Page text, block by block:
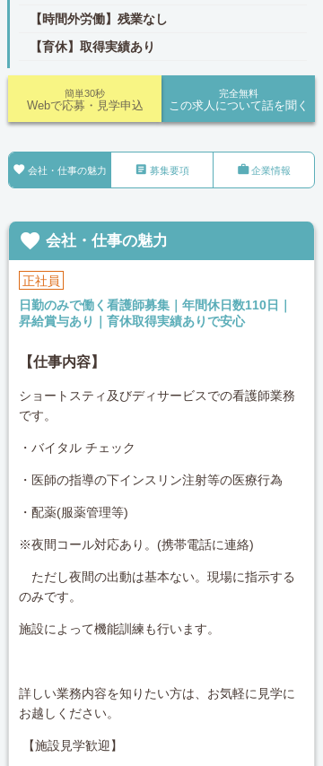
【時間外労働】残業なし
【育休】取得実績あり
完全無料
この求人について話を聞く
簡単30秒
Webで応募・見学申込
 会社・仕事の魅力  募集要項 企業情報
 会社・仕事の魅力
正社員
日勤のみで働く看護師募集｜年間休日数110日｜
昇給賞与あり｜育休取得実績ありで安心
【仕事内容】
ショートスティ及びディサービスでの看護師業務
です。
・バイタル チェック
・医師の指導の下インスリン注射等の医療行為
・配薬(服薬管理等)
※夜間コール対応あり。(携帯電話に連絡)
ただし夜間の出動は基本ない。現場に指示する
のみです。
施設によって機能訓練も行います。
詳しい業務内容を知りたい方は、お気軽に見学に
お越しください。
【施設見学歓迎】